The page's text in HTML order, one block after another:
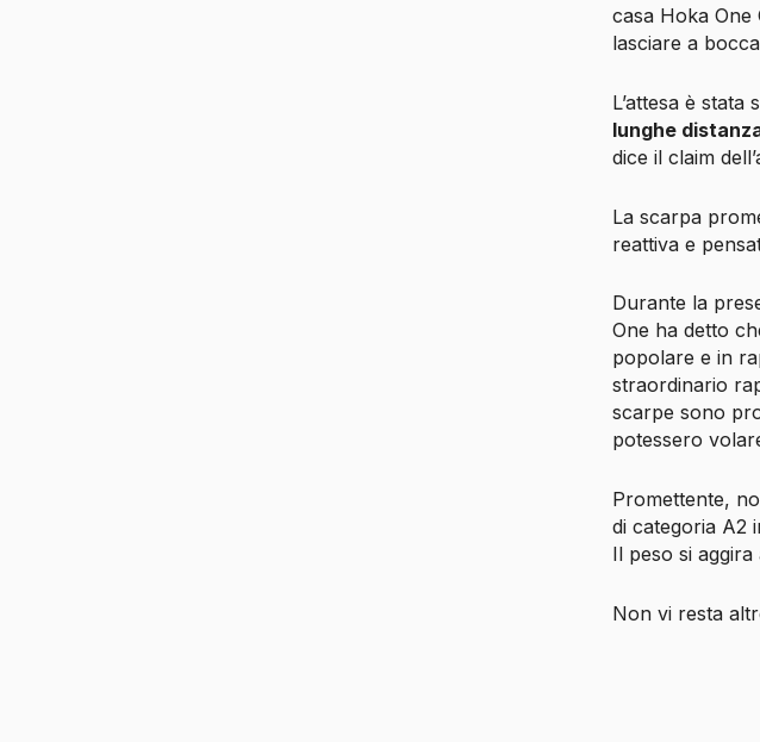
casa Hoka
lasciare a
L’attesa è stata
lunghe
dice il claim
La scarpa
reattiva e
Durante la
One ha detto
popolare e in
straordinario
scarpe sono
potessero
Promettente,
di categoria A2
Il peso si
Non vi resta